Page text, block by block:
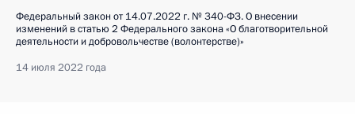
Федеральный закон от 14.07.2022 г. № 340-ФЗ. О внесении
изменений в статью 2 Федерального закона «О благотворительной
деятельности и добровольчестве (волонтерстве)»
14 июля 2022 года